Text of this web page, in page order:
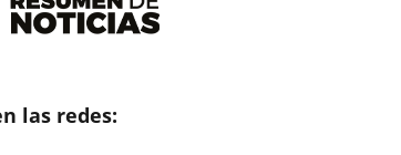
las redes: